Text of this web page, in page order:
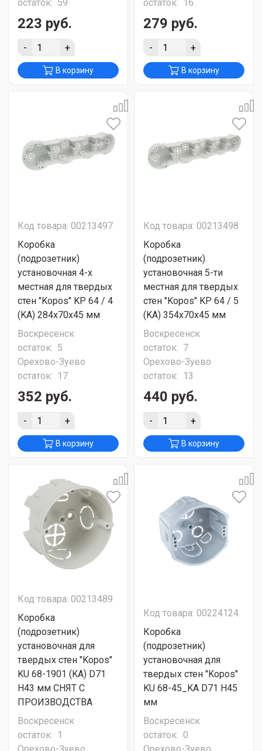
остаток: 59
223 руб.
- +
В корзину
остаток: 16
279 руб.
- +
В корзину
Код товара: 00213497
Коробка
(подрозетник)
установочная 4-х
местная для твердых
стен "Kopos" KP 64 / 4
(KA) 284х70х45 мм
Воскресенск
остаток: 5
Орехово-Зуево
остаток: 17
352 руб.
- +
В корзину
Код товара: 00213498
Коробка
(подрозетник)
установочная 5-ти
местная для твердых
стен "Kopos" KP 64 / 5
(KA) 354х70х45 мм
Воскресенск
остаток: 7
Орехово-Зуево
остаток: 13
440 руб.
- +
В корзину
Код товара: 00213489
Коробка
(подрозетник)
установочная для
твердых стен "Kopos"
KU 68-1901 (KA) D71
H43 мм СНЯТ С
ПРОИЗВОДСТВА
Воскресенск
остаток: 1
Код товара: 00224124
Коробка
(подрозетник)
установочная для
твердых стен "Kopos"
KU 68-45_KA D71 H45
мм
Воскресенск
остаток: 0